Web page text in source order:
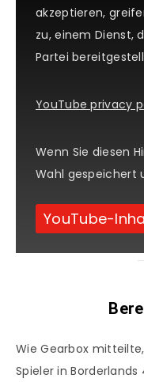
akzeptieren,
zu, einem Dienst,
Partei
YouTube privacy
Wenn Sie diesen
Wahl gespeichert
YouTube-
Wie Gearbox
Spieler in